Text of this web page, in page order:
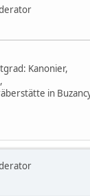
Kanonier,
in